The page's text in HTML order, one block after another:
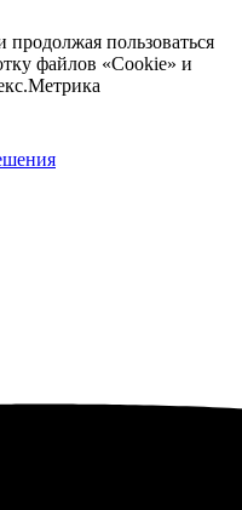
пользоваться
файлов «Cookie» и